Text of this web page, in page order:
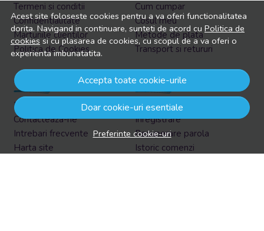
Acest site foloseste cookies pentru a va oferi functionalitatea
dorita. Navigand in continuare, sunteti de acord cu Politica de
cookiessi cu plasarea de cookies, cu scopul de a va oferi o
experienta imbunatatita.
Accepta toate cookie-urile
Doar cookie-uri esentiale
Preferinte cookie-uri
Termeni si conditii
Confidentialitate
Marturiile clientilor
Politica de Cookies
Cum cumpar
Cosul meu
Metode de plata
Transport si retururi
Asistenta
Informatii legale
Contacteaza-ne
Intrebari frecvente
Harta site
Cont client
Contul meu
Inregistrare
Recuperare parola
Istoric comenzi